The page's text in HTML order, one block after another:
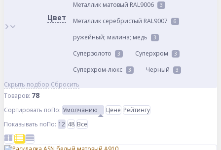
Цвет
Металлик матовый RAL9006 3
Металлик серебристый RAL9007 6
ружейный; малина; медь 3
Суперзолото 3 Суперхром 3
Суперхром-люкс 3 Черный 3
Скрыть подбор Сбросить
Товаров: 78
Сортировать поПо: Умолчанию Цене Рейтингу
Показывать поПо: 12 48 Все